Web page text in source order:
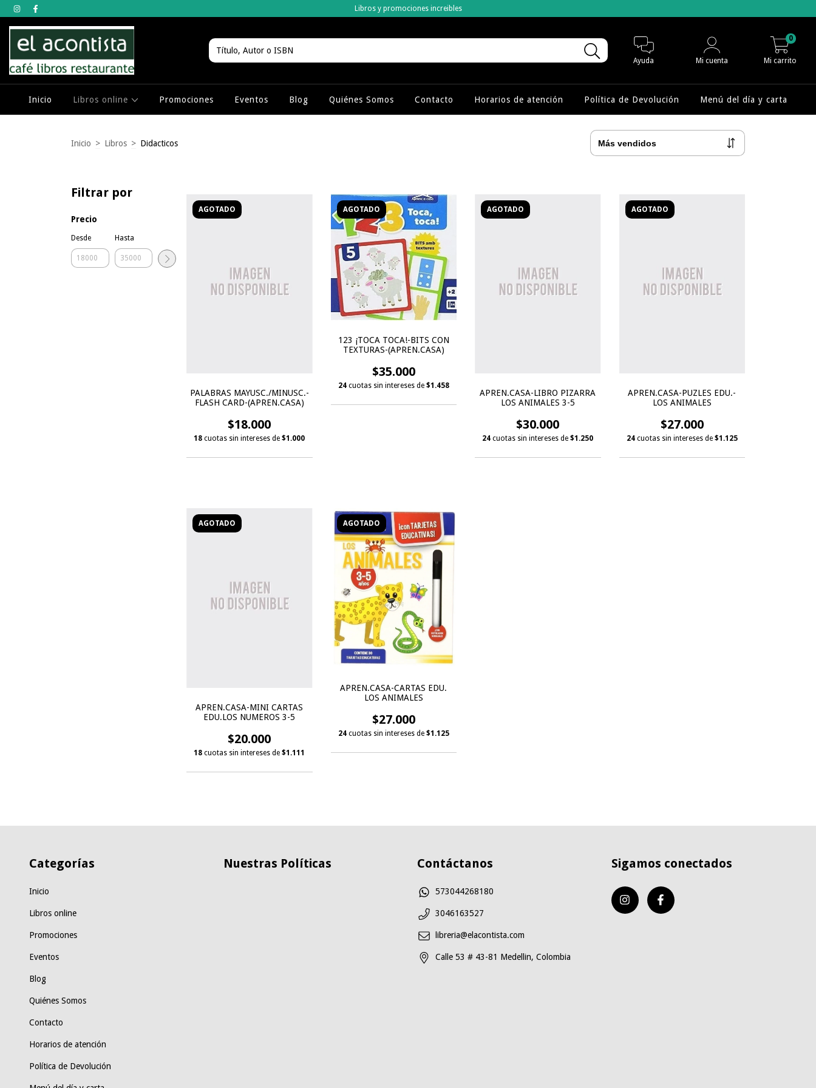
Libros y promociones increibles
Ayuda Mi cuenta Mi carrito
0
Inicio Libros online Promociones Eventos Blog Quiénes Somos Contacto Horarios de atención Política de Devolución Menú del día y carta
Inicio > Libros > Didacticos
Filtrar por
Precio
Desde Hasta
AGOTADO
PALABRAS MAYUSC./MINUSC.-
FLASH CARD-(APREN.CASA)
$18.000
18 cuotas sin intereses de$1.000
AGOTADO
123 ¡TOCA TOCA!-BITS CON
TEXTURAS-(APREN.CASA)
$35.000
24 cuotas sin intereses de $1.458
AGOTADO
APREN.CASA-LIBRO PIZARRA
LOS ANIMALES 3-5
$30.000
24 cuotas sin intereses de$1.250
AGOTADO
APREN.CASA-PUZLES EDU.-
LOS ANIMALES
$27.000
24 cuotas sin intereses de $1.125
AGOTADO
APREN.CASA-MINI CARTAS
EDU.LOS NUMEROS 3-5
$20.000
18 cuotas sin intereses de$1.111
AGOTADO
APREN.CASA-CARTAS EDU.
LOS ANIMALES
$27.000
24 cuotas sin intereses de $1.125
Categorías
Inicio
Libros online
Promociones
Eventos
Blog
Quiénes Somos
Contacto
Horarios de atención
Política de Devolución
Nuestras Políticas Contáctanos
573044268180
3046163527
libreria@elacontista.com
Calle 53 # 43-81 Medellin, Colombia
Sigamos conectados